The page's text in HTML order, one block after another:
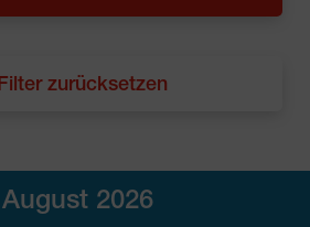
zurücksetzen
2026